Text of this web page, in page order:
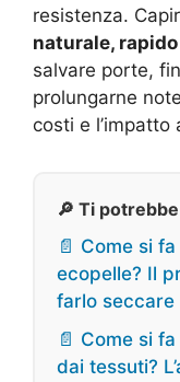
resistenza.
naturale,
salvare porte,
prolungarne
costi e
🔎 Ti
📄 Come si
ecopelle? Il
farlo seccare
📄 Come si
dai tessuti?